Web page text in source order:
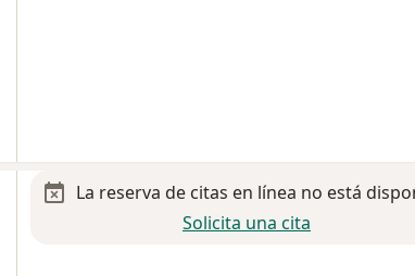
La reserva de citas en línea no está
Solicita una cita